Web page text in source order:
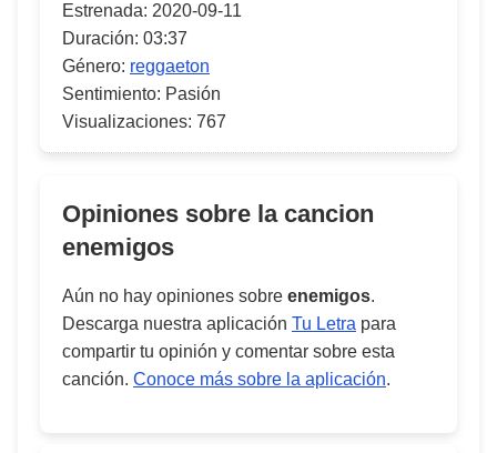
Estrenada: 2020-09-11
Duración: 03:37
Género: reggaeton
Sentimiento: Pasión
Visualizaciones: 767
Opiniones sobre la cancion
enemigos
Aún no hay opiniones sobre enemigos.
Descarga nuestra aplicación Tu Letra para
compartir tu opinión y comentar sobre esta
canción. Conoce más sobre la aplicación.